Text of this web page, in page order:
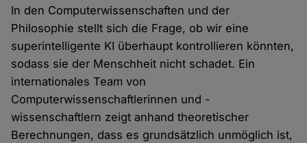
In den Computerwissenschaften und der
Philosophie stellt sich die Frage, ob wir eine
superintelligente KI überhaupt kontrollieren könnten,
sodass sie der Menschheit nicht schadet. Ein
internationales Team von
Computerwissenschaftlerinnen und -
wissenschaftlern zeigt anhand theoretischer
Berechnungen, dass es grundsätzlich unmöglich ist,